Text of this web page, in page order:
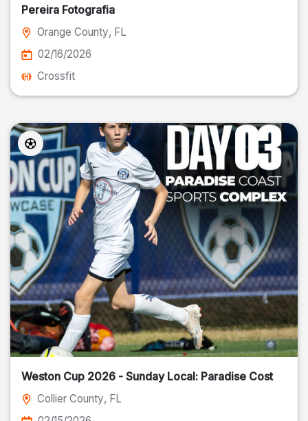
Pereira Fotografia
Orange County, FL
02/16/2026
Crossfit
Weston Cup 2026 - Sunday Local: Paradise Cost
Collier County, FL